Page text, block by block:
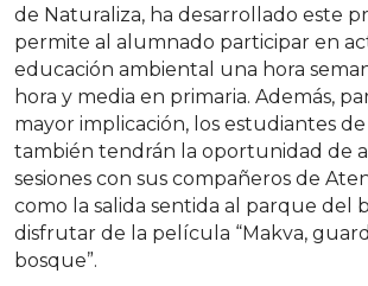
de Naturaliza, ha desarrollado este
permite al alumnado participar en
educación ambiental una hora
hora y media en primaria. Además,
mayor implicación, los estudiantes
también tendrán la oportunidad de
sesiones con sus compañeros de
como la salida sentida al parque del
disfrutar de la película “Makva,
bosque”.